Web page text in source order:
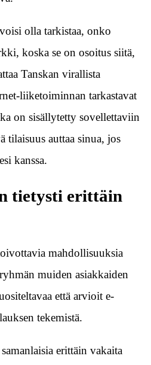
olla tarkistaa, onko
koska se on osoitus siitä,
Tanskan virallista
liiketoiminnan tarkastavat
on sisällytetty sovellettaviin
tilaisuus auttaa sinua, jos
kanssa.
tietysti erittäin
mahdollisuuksia
muiden asiakkaiden
että arvioit e-
tekemistä.
erittäin vakaita